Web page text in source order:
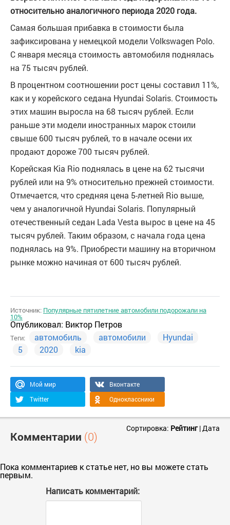
относительно аналогичного периода 2020 года.
Самая большая прибавка в стоимости была
зафиксирована у немецкой модели Volkswagen Polo.
С января месяца стоимость автомобиля поднялась
на 75 тысяч рублей.
В процентном соотношении рост цены составил 11%,
как и у корейского седана Hyundai Solaris. Стоимость
этих машин выросла на 68 тысяч рублей. Если
раньше эти модели иностранных марок стоили
свыше 600 тысяч рублей, то в начале осени их
продают дороже 700 тысяч рублей.
Корейская Kia Rio поднялась в цене на 62 тысячи
рублей или на 9% относительно прежней стоимости.
Отмечается, что средняя цена 5-летней Rio выше,
чем у аналогичной Hyundai Solaris. Популярный
отечественный седан Lada Vesta вырос в цене на 45
тысяч рублей. Таким образом, с начала года цена
поднялась на 9%. Приобрести машину на вторичном
рынке можно начиная от 600 тысяч рублей.
Источник: Популярные пятилетние автомобили подорожали на
10%
Опубликовал: Виктор Петров
Теги: автомобиль автомобили
Hyundai
5
2020 kia
Мой мир
Вконтакте
Twitter
Одноклассники
Комментарии (0)
Сортировка: Рейтинг|Дата
Пока комментариев к статье нет, но вы можете стать
первым.
Написать комментарий: